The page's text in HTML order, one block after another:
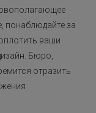
понаблюдайте за
ваши
Бюро,
отразить